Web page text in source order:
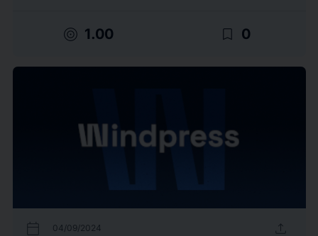
target 1.00 bookmark_border 0
calendar_today 04/09/2024 upload